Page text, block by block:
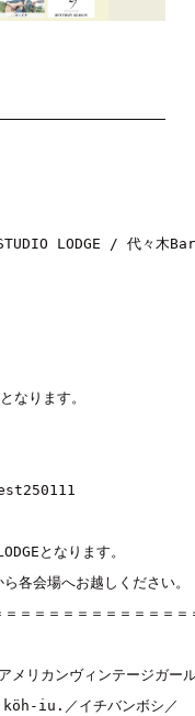
LODGE / 代々木
ります。
となります。
各会場へお越しください。
＝＝＝＝＝＝＝＝＝＝＝
リカンヴィンテージガー
köh-iu.／イチバンボシ／